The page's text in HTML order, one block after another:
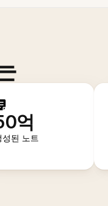
억
성된 노트